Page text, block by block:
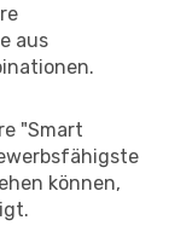
aus
"Smart
können,